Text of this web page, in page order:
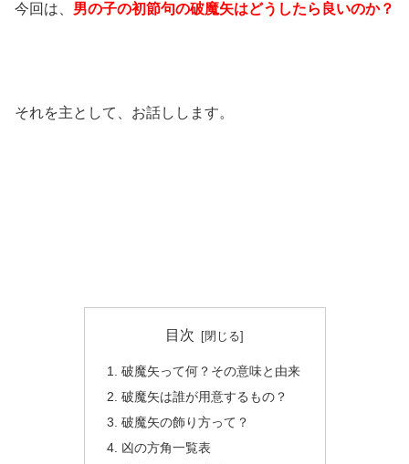
今回は、 男の子の初節句の破魔矢はどうしたら良いのか？
それを主として、お話しします。
目次
破魔矢って何？その意味と由来
破魔矢は誰が用意するもの？
破魔矢の飾り方って？
凶の方角一覧表